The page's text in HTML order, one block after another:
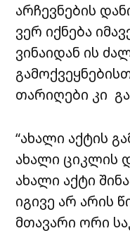
არჩევნების
ვერ იქნება
ვინაიდან ის
თარიღები კი
“ახალი აქტის
ახალი ციკლის
ახალი აქტი
იგივე არ არის
მთავარი ორი